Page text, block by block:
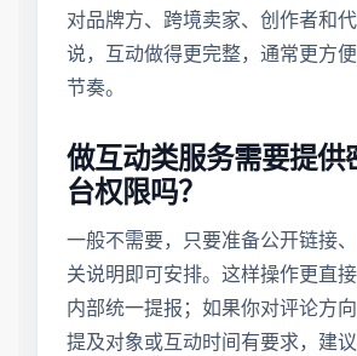
对品牌方、跨境卖家、创作者和
说，互动做得更完整，通常更方
节奏。
做互动类服务需要提供
台权限吗？
一般不需要，只要准备公开链接
关说明即可安排。这样操作更直
内部统一提报；如果你对评论方向
提及对象或互动时间有要求，建